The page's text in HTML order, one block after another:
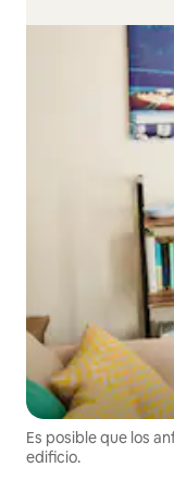
Es posible que los
edificio.